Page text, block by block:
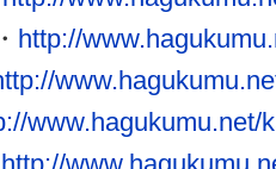
http://
www.hagukumu.net/